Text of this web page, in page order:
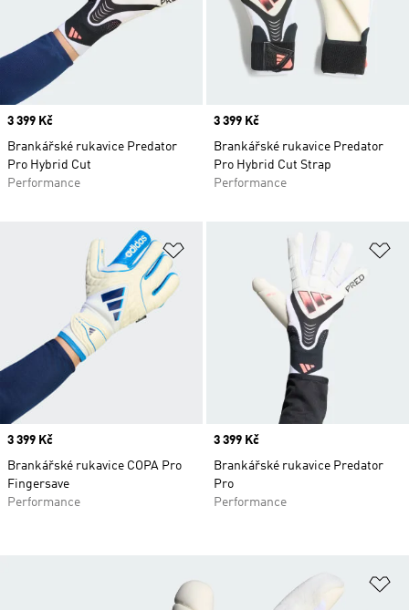
Price
3 399 Kč
Brankářské rukavice Predator
Pro Hybrid Cut
Performance
Price
3 399 Kč
Brankářské rukavice Predator
Pro Hybrid Cut Strap
Performance
Přidat do seznamu přání
Price
3 399 Kč
Brankářské rukavice COPA Pro
Fingersave
Performance
Price
3 399 Kč
Brankářské rukavice Predator
Pro
Performance